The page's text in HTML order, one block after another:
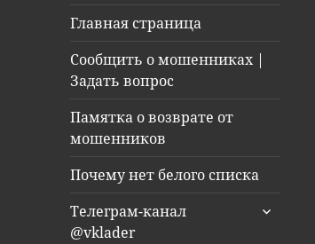
Главная страница
Сообщить о мошенниках |
Задать вопрос
Памятка о возврате от
мошенников
Почему нет белого списка
Телеграм-канал
@vklader
раскрыть